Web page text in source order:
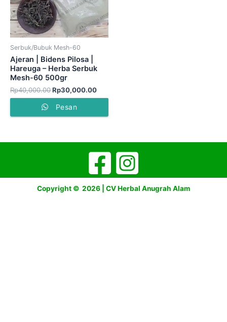
Serbuk/Bubuk Mesh-60
Ajeran | Bidens Pilosa |
Hareuga – Herba Serbuk
Mesh-60 500gr
Rp40,000.00Rp30,000.00
Pesan
Copyright © 2026 | CV Herbal Anugrah Alam